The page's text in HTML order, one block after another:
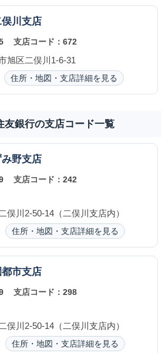
川支店
支店コード：672
旭区二俣川1-6-31
住所・地図・支店詳細を見る
友銀行の支店コード一覧
み野支店
支店コード：242
俣川2-50-14（二俣川支店内）
住所・地図・支店詳細を見る
市支店
支店コード：298
俣川2-50-14（二俣川支店内）
住所・地図・支店詳細を見る